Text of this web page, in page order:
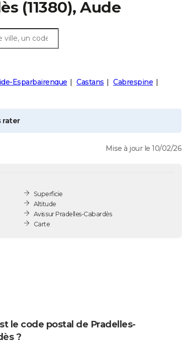
(11380), Aude
Esparbairenque Castans
Cabrespine
rater
Mise à jour le 10/02/26
Superficie
Altitude
Avis sur Pradelles-Cabardès
Carte
le code postal de Pradelles-
?